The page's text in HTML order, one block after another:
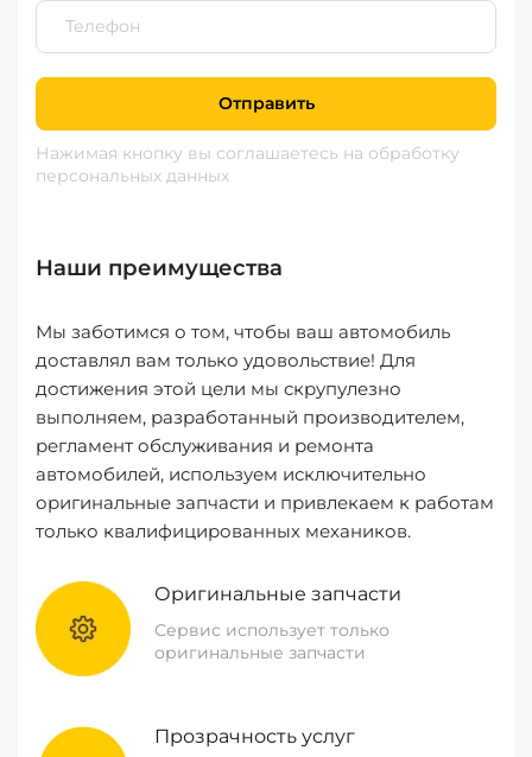
Отправить
Нажимая кнопку вы соглашаетесь на обработку
персональных данных
Наши преимущества
Мы заботимся о том, чтобы ваш автомобиль
доставлял вам только удовольствие! Для
достижения этой цели мы скрупулезно
выполняем, разработанный производителем,
регламент обслуживания и ремонта
автомобилей, используем исключительно
оригинальные запчасти и привлекаем к работам
только квалифицированных механиков.
Оригинальные запчасти
Сервис использует только
оригинальные запчасти
Прозрачность услуг